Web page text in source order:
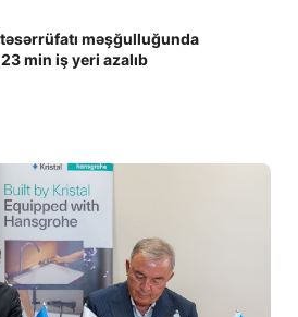
məşğulluğunda
min iş yeri azalıb